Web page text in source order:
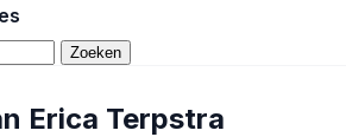
Zoeken
Erica Terpstra